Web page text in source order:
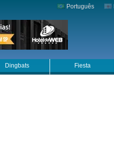
Português
Dingbats Fiesta